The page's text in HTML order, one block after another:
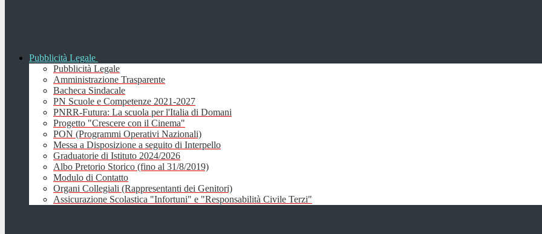
Pubblicità Legale
Pubblicità Legale
Amministrazione Trasparente
Bacheca Sindacale
PN Scuole e Competenze 2021-2027
PNRR-Futura: La scuola per l'Italia di Domani
Progetto "Crescere con il Cinema"
PON (Programmi Operativi Nazionali)
Messa a Disposizione a seguito di Interpello
Graduatorie di Istituto 2024/2026
Albo Pretorio Storico (fino al 31/8/2019)
Modulo di Contatto
Organi Collegiali (Rappresentanti dei Genitori)
Assicurazione Scolastica "Infortuni" e "Responsabilità Civile Terzi"